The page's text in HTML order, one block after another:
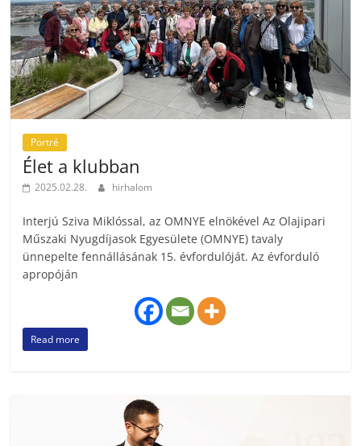
Portré
Élet a klubban
2025.02.28. hirhalom
Interjú Sziva Miklóssal, az OMNYE elnökével Az Olajipari
Műszaki Nyugdíjasok Egyesülete (OMNYE) tavaly
ünnepelte fennállásának 15. évfordulóját. Az évforduló
apropóján
Read more